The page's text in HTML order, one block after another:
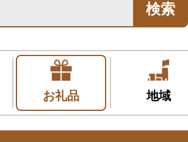
検索
お礼品 地域